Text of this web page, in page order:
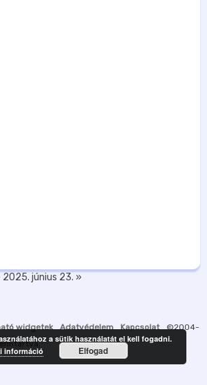
2025. június 23. »
widgetek Adatvédelem Kapcsolat
©2004-
a sütik használatát el kell fogadni.
információ
Elfogad